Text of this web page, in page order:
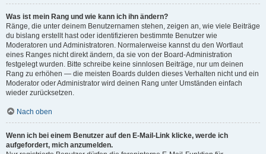
Was ist mein Rang und wie kann ich ihn ändern?
Ränge, die unter deinem Benutzernamen stehen, zeigen an, wie viele Beiträge
du bislang erstellt hast oder identifizieren bestimmte Benutzer wie
Moderatoren und Administratoren. Normalerweise kannst du den Wortlaut
eines Ranges nicht direkt ändern, da sie von der Board-Administration
festgelegt wurden. Bitte schreibe keine sinnlosen Beiträge, nur um deinen
Rang zu erhöhen — die meisten Boards dulden dieses Verhalten nicht und ein
Moderator oder Administrator wird deinen Rang unter Umständen einfach
wieder zurücksetzen.
Nach oben
Wenn ich bei einem Benutzer auf den E-Mail-Link klicke, werde ich
aufgefordert, mich anzumelden.